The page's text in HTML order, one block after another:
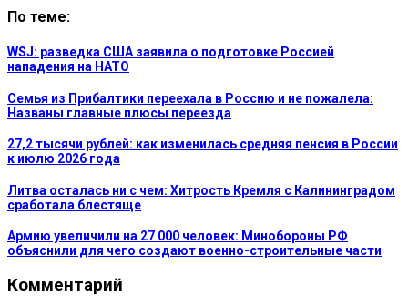
По теме:
WSJ: разведка США заявила о подготовке Россией
нападения на НАТО
Семья из Прибалтики переехала в Россию и не пожалела:
Названы главные плюсы переезда
27,2 тысячи рублей: как изменилась средняя пенсия в России
к июлю 2026 года
Литва осталась ни с чем: Хитрость Кремля с Калининградом
сработала блестяще
Армию увеличили на 27 000 человек: Минобороны РФ
объяснили для чего создают военно-строительные части
Комментарий